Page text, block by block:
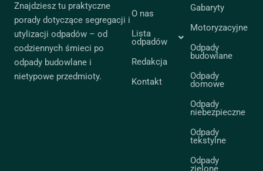
Znajdziesz tu praktyczne
porady dotyczące segregacji i
utylizacji odpadów – od
codziennych śmieci po
odpady budowlane i
nietypowe przedmioty.
O nas
Lista
odpadów
Redakcja
Kontakt
Gabaryty
Motoryzacyjne
Odpady
budowlane
Odpady
domowe
Odpady
niebezpieczne
Odpady
tekstylne
Odpady
zielone